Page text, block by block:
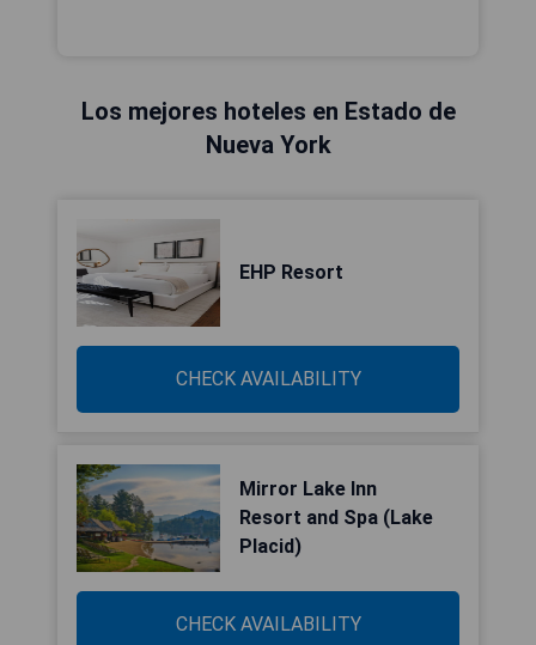
Los mejores hoteles en Estado de
Nueva York
EHP Resort
CHECK AVAILABILITY
Mirror Lake Inn
Resort and Spa (Lake
Placid)
CHECK AVAILABILITY